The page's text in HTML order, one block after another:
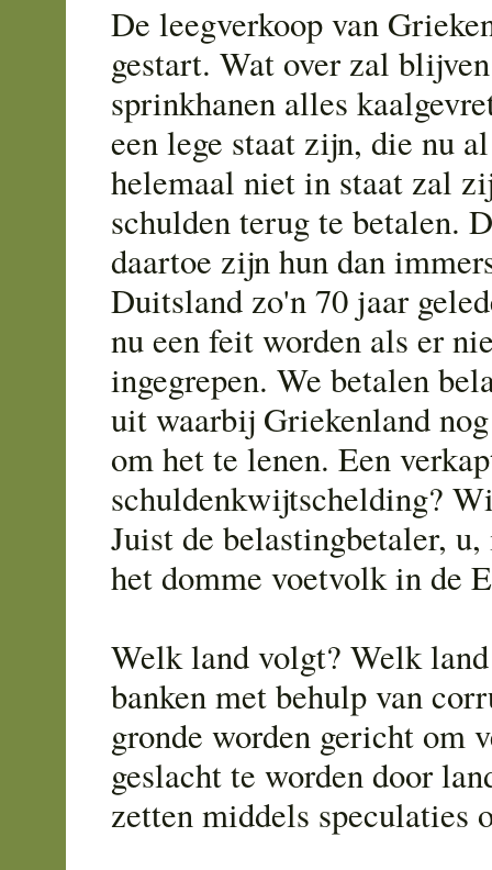
De leegverkoop van
gestart. Wat over zal
sprinkhanen alles
een lege staat zijn, die nu
helemaal niet in staat zal
schulden terug te betalen.
daartoe zijn hun dan
Duitsland zo'n 70 jaar
nu een feit worden als er
ingegrepen. We betalen
uit waarbij Griekenland
om het te lenen. Een
schuldenkwijtschelding?
Juist de belastingbetaler,
het domme voetvolk in de
Welk land volgt? Welk
banken met behulp van
gronde worden gericht om
geslacht te worden door
zetten middels speculaties